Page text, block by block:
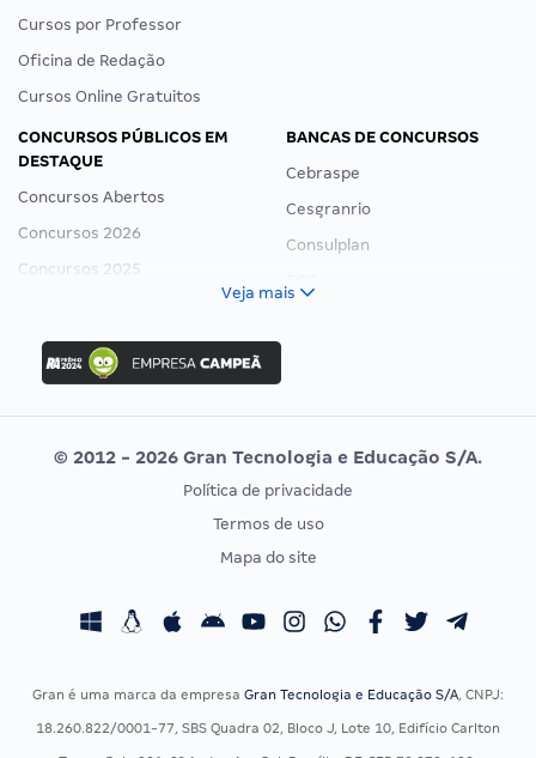
Cursos por Professor
Oficina de Redação
Cursos Online Gratuitos
CONCURSOS PÚBLICOS EM
DESTAQUE
Concursos Abertos
Concursos 2026
Concursos 2025
Concurso Ibama
Concurso MPU
Editais publicados
BANCAS DE CONCURSOS
Cebraspe
Cesgranrio
Consulplan
Vunesp
CONCURSOS POR PROFISSÃO
Concursos Fiscais
Concursos Saúde
EXAME DE ORDEM
Calendário OAB
Veja mais
© 2012 - 2026 Gran Tecnologia e Educação S/A.
Política de privacidade
Termos de uso
Mapa do site
Gran é uma marca da empresa Gran Tecnologia e Educação S/A, CNPJ:
18.260.822/0001-77, SBS Quadra 02, Bloco J, Lote 10, Edifício Carlton